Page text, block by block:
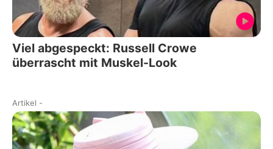
Viel abgespeckt: Russell Crowe
überrascht mit Muskel-Look
Artikel -